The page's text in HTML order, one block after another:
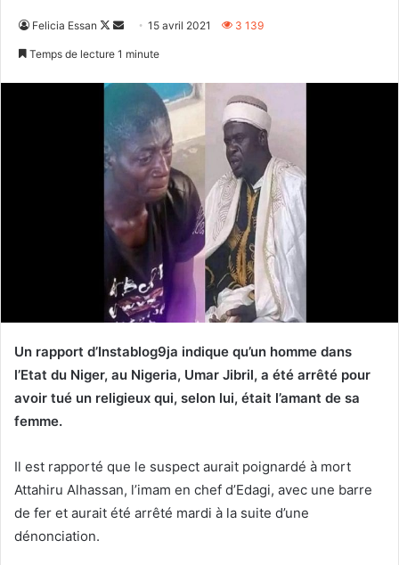
Felicia Essan
Follow
Envoyer15 avril 2021 3 139
Temps de lecture 1 minute
Un rapport d’Instablog9ja indique qu’un homme dans
l’Etat du Niger, au Nigeria, Umar Jibril, a été arrêté pour
avoir tué un religieux qui, selon lui, était l’amant de sa
femme.
Il est rapporté que le suspect aurait poignardé à mort
Attahiru Alhassan, l’imam en chef d’Edagi, avec une barre
de fer et aurait été arrêté mardi à la suite d’une
dénonciation.